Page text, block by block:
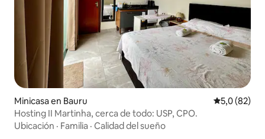
Minicasa en Bauru Calificación
5,0 (82)
Hosting II Martinha, cerca de todo: USP, CPO.
Ubicación · Familia · Calidad del sueño